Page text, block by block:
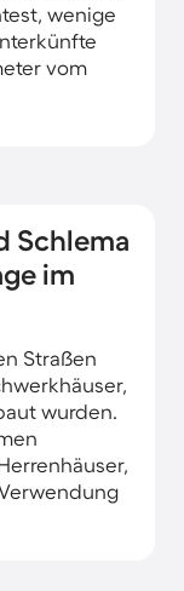
wenige
vom
Schlema
im
Straßen
wurden.